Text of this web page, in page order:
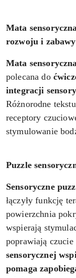
Mata
rozwoju i zabawy
Mata
polecana do
integracji
Różnorodne
receptory
stymulowanie
Puzzle
Sensoryczne
łączyły funkcję
powierzchnia
wspierają
poprawiają
sensorycznej
pomaga